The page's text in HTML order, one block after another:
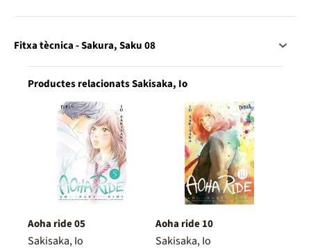
Fitxa tècnica - Sakura, Saku 08
Productes relacionats Sakisaka, Io
Aoha ride 05
Sakisaka, Io
Aoha ride 10
Sakisaka, Io